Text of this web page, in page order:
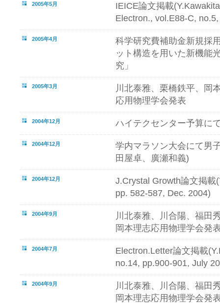
2005年5月
IEICE論文掲載
Electron., vol.E88-C,
2005年4月
科学研究費補助金新規採
ット構造を用いた新機能
究」
2005年3月
川北泰雅、栗橋鉄平、岡
応用物理学会発表
2004年12月 ハイテクセンター予算に
2004年12月
学内マラソン大会にて男
田屋卓、廣瀬和義)
2004年12月
J.Crystal Growth論文掲載
pp. 582-587, Dec. 2004)
2004年9月
川北泰雅、川合陽、福田
岡本理志応用物理学会発
2004年7月
Electron.Letter論文掲載
no.14, pp.900-901, July
2004年9月
川北泰雅、川合陽、福田
岡本理志応用物理学会発